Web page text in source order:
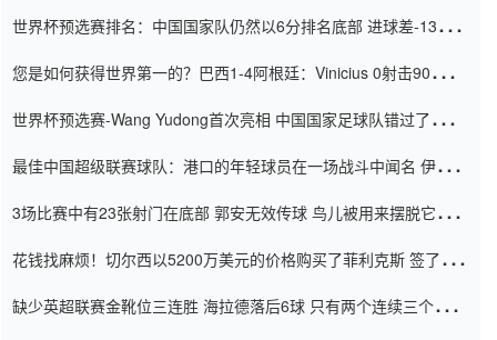
世界杯预选赛排名：中国国家队仍然以6分排名底部 进球差-13令人
您是如何获得世界第一的？巴西1-4阿根廷：Vinicius 0射击90分钟
世界杯预选赛-Wang Yudong首次亮相 中国国家足球队错过了世界
最佳中国超级联赛球队：港口的年轻球员在一场战斗中闻名 伊万放
3场比赛中有23张射门在底部 郭安无效传球 鸟儿被用来摆脱它
花钱找麻烦！切尔西以5200万美元的价格购买了菲利克斯 签了7年
缺少英超联赛金靴位三连胜 海拉德落后6球 只有两个连续三个连续